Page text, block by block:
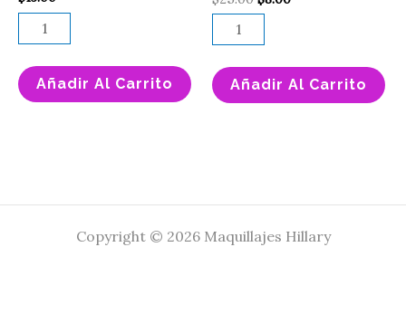
Añadir Al Carrito Añadir Al Carrito
Copyright © 2026 Maquillajes Hillary